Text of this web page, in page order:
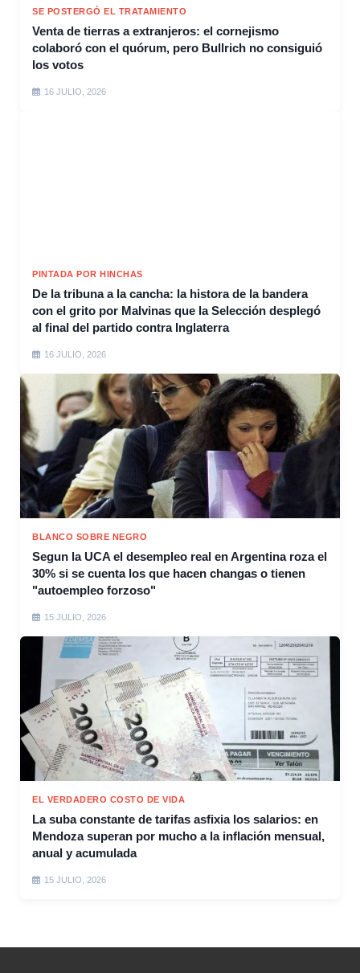
SE POSTERGÓ EL TRATAMIENTO
Venta de tierras a extranjeros: el cornejismo
colaboró con el quórum, pero Bullrich no consiguió
los votos
16 JULIO, 2026
PINTADA POR HINCHAS
De la tribuna a la cancha: la histora de la bandera
con el grito por Malvinas que la Selección desplegó
al final del partido contra Inglaterra
16 JULIO, 2026
BLANCO SOBRE NEGRO
Segun la UCA el desempleo real en Argentina roza el
30% si se cuenta los que hacen changas o tienen
"autoempleo forzoso"
15 JULIO, 2026
EL VERDADERO COSTO DE VIDA
La suba constante de tarifas asfixia los salarios: en
Mendoza superan por mucho a la inflación mensual,
anual y acumulada
15 JULIO, 2026